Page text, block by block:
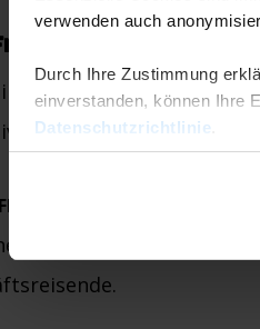
verwenden auch
Durch Ihre Zustimmung
einverstanden, können Ihre
Datenschutzrichtlinie
Airport Hotel
1 gelegen, bietet das
Center, Fitnessraum,